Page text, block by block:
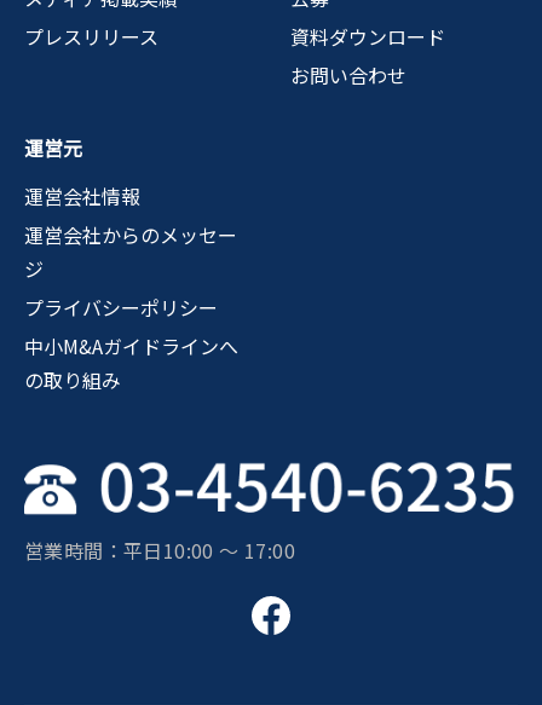
プレスリリース
資料ダウンロード
お問い合わせ
運営元
運営会社情報
運営会社からのメッセー
ジ
プライバシーポリシー
中小M&Aガイドラインへ
の取り組み
営業時間：平日10:00 〜 17:00